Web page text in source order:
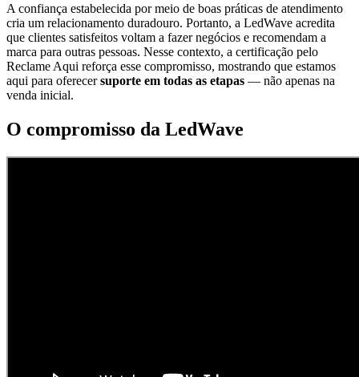
A confiança estabelecida por meio de boas práticas de atendimento
cria um relacionamento duradouro. Portanto, a LedWave acredita
que clientes satisfeitos voltam a fazer negócios e recomendam a
marca para outras pessoas. Nesse contexto, a certificação pelo
Reclame Aqui reforça esse compromisso, mostrando que estamos
aqui para oferecersuporte em todas as etapas — não apenas na
venda inicial.
O compromisso da LedWave